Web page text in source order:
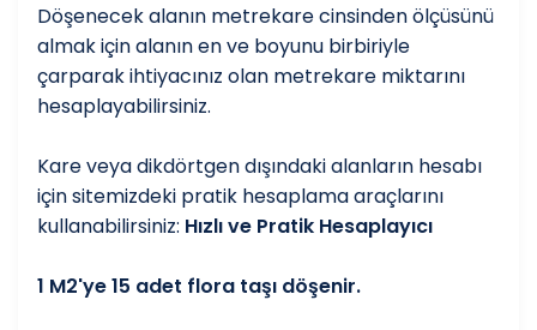
Döşenecek alanın metrekare cinsinden ölçüsünü
almak için alanın en ve boyunu birbiriyle
çarparak ihtiyacınız olan metrekare miktarını
hesaplayabilirsiniz.
Kare veya dikdörtgen dışındaki alanların hesabı
için sitemizdeki pratik hesaplama araçlarını
kullanabilirsiniz: Hızlı ve Pratik Hesaplayıcı
1 M2'ye 15 adet flora taşı döşenir.